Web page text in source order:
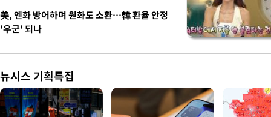
美, 엔화 방어하며 원화도 소환…韓 환율 안정
'우군' 되나
뉴시스 기획특집